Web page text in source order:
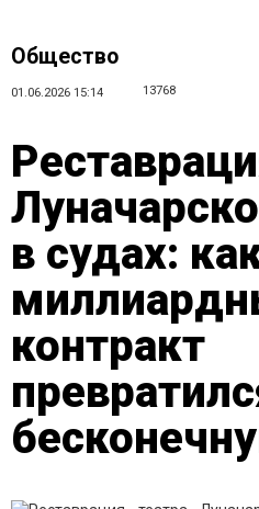
Общество
01.06.2026 15:14 13768
в судах:
контракт